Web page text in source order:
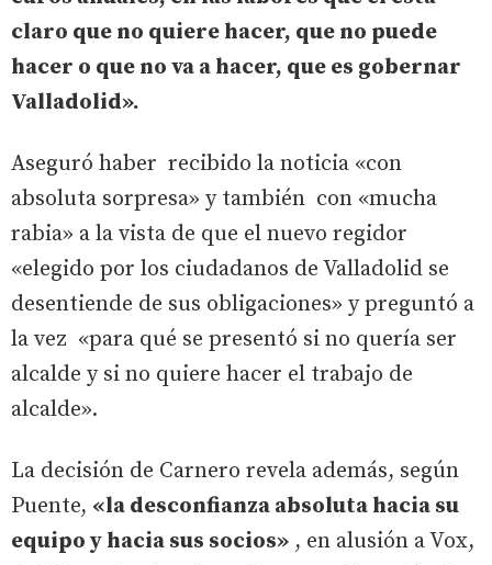
claro que no quiere hacer, que no puede
hacer o que no va a hacer, que es gobernar
Valladolid».
Aseguró haber recibido la noticia «con
absoluta sorpresa» y también con «mucha
rabia» a la vista de que el nuevo regidor
«elegido por los ciudadanos de Valladolid se
desentiende de sus obligaciones» y preguntó a
la vez «para qué se presentó si no quería ser
alcalde y si no quiere hacer el trabajo de
alcalde».
La decisión de Carnero revela además, según
Puente, «la desconfianza absoluta hacia su
equipo y hacia sus socios» , en alusión a Vox,